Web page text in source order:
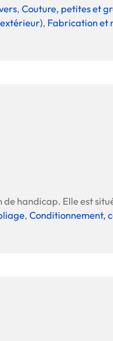
,Couture, petites et
, Fabrication et
handicap. Elle est
,Conditionnement,